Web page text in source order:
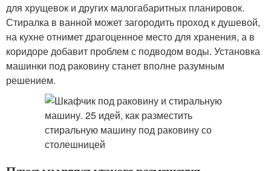
для хрущевок и других малогабаритных планировок.
Стиралка в ванной может загородить проход к душевой,
на кухне отнимет драгоценное место для хранения, а в
коридоре добавит проблем с подводом воды. Установка
машинки под раковину станет вполне разумным
решением.